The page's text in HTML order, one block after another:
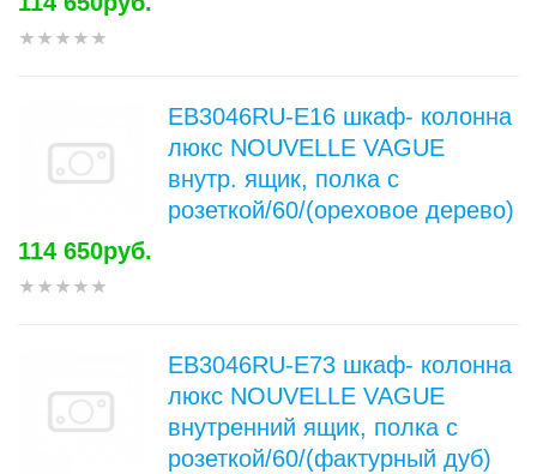
EB3046RU-E16 шкаф- колонна
люкс NOUVELLE VAGUE
внутр. ящик, полка с
розеткой/60/(ореховое дерево)
114 650руб.
EB3046RU-E73 шкаф- колонна
люкс NOUVELLE VAGUE
внутренний ящик, полка с
розеткой/60/(фактурный дуб)